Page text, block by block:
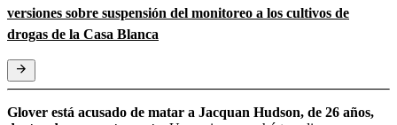
versiones sobre suspensión del monitoreo a los cultivos de
drogas de la Casa Blanca
Glover está acusado de matar a Jacquan Hudson, de 26 años,